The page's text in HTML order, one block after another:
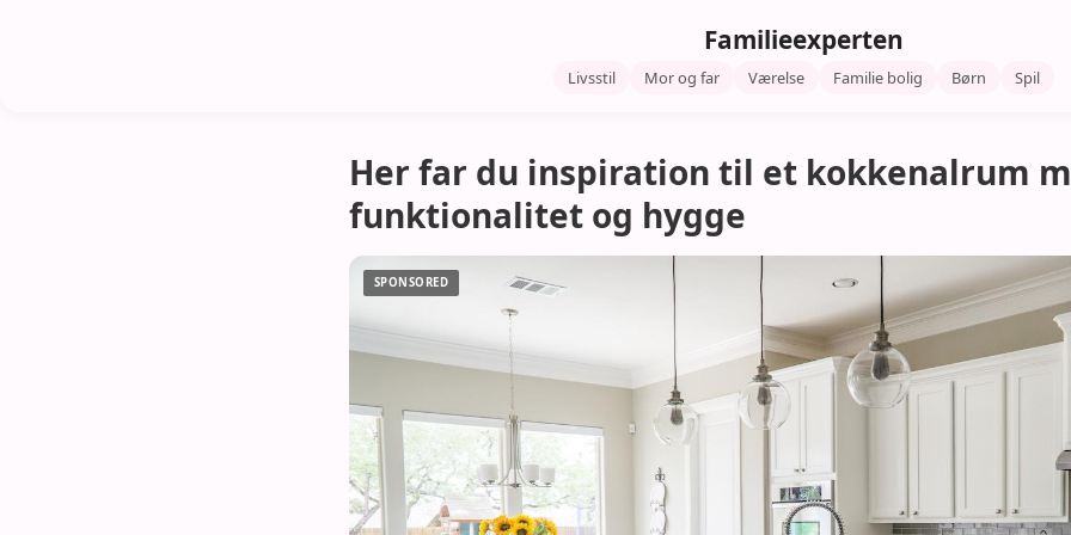
Familieexperten
Livsstil Mor og far Værelse Familie bolig Børn Spil
Her far du inspiration til et kokkenalrum
funktionalitet og hygge